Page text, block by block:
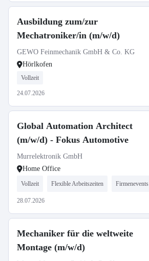
Ausbildung zum/zur
Mechatroniker/in (m/w/d)
GEWO Feinmechanik GmbH & Co. KG
Hörlkofen
Vollzeit
24.07.2026
Global Automation Architect
(m/w/d) - Fokus Automotive
Murrelektronik GmbH
Home Office
Vollzeit Flexible Arbeitszeiten Firmenevents
28.07.2026
Mechaniker für die weltweite
Montage (m/w/d)